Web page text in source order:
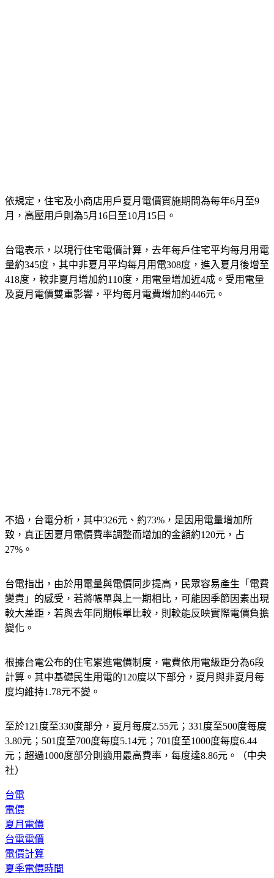
依規定，住宅及小商店用戶夏月電價實施期間為每年6月至9
月，高壓用戶則為5月16日至10月15日。
台電表示，以現行住宅電價計算，去年每戶住宅平均每月用電
量約345度，其中非夏月平均每月用電308度，進入夏月後增至
418度，較非夏月增加約110度，用電量增加近4成。受用電量
及夏月電價雙重影響，平均每月電費增加約446元。
不過，台電分析，其中326元、約73%，是因用電量增加所
致，真正因夏月電價費率調整而增加的金額約120元，占
27%。
台電指出，由於用電量與電價同步提高，民眾容易產生「電費
變貴」的感受，若將帳單與上一期相比，可能因季節因素出現
較大差距，若與去年同期帳單比較，則較能反映實際電價負擔
變化。
根據台電公布的住宅累進電價制度，電費依用電級距分為6段
計算。其中基礎民生用電的120度以下部分，夏月與非夏月每
度均維持1.78元不變。
至於121度至330度部分，夏月每度2.55元；331度至500度每度
3.80元；501度至700度每度5.14元；701度至1000度每度6.44
元；超過1000度部分則適用最高費率，每度達8.86元。（中央
社）
台電
電價
夏月電價
台電電價
電價計算
夏季電價時間